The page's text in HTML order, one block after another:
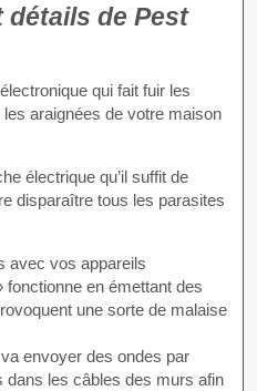
détails de Pest
qui fait fuir les
araignées de votre maison
électrique qu’il suffit de
disparaître tous les parasites
avec vos appareils
en émettant des
une sorte de malaise
envoyer des ondes par
dans les câbles des murs afin